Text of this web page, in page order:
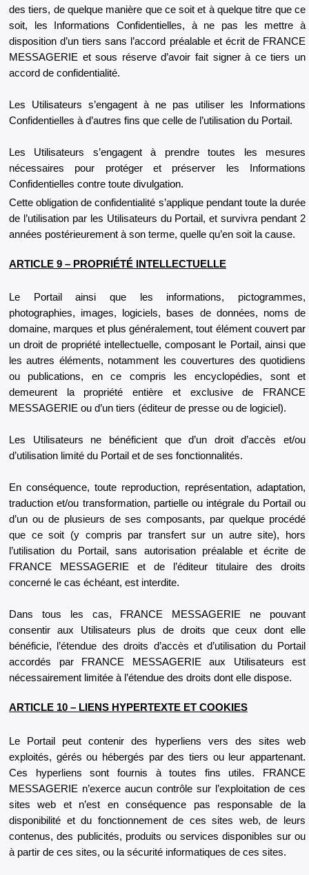
des tiers, de quelque manière que ce soit et à quelque titre que ce
soit, les Informations Confidentielles, à ne pas les mettre à
disposition d’un tiers sans l’accord préalable et écrit de FRANCE
MESSAGERIE et sous réserve d’avoir fait signer à ce tiers un
accord de confidentialité.
Les Utilisateurs s’engagent à ne pas utiliser les Informations
Confidentielles à d’autres fins que celle de l’utilisation du Portail.
Les Utilisateurs s’engagent à prendre toutes les mesures
nécessaires pour protéger et préserver les Informations
Confidentielles contre toute divulgation.
Cette obligation de confidentialité s’applique pendant toute la durée
de l’utilisation par les Utilisateurs du Portail, et survivra pendant 2
années postérieurement à son terme, quelle qu’en soit la cause.
ARTICLE 9 – PROPRIÉTÉ INTELLECTUELLE
Le Portail ainsi que les informations, pictogrammes,
photographies, images, logiciels, bases de données, noms de
domaine, marques et plus généralement, tout élément couvert par
un droit de propriété intellectuelle, composant le Portail, ainsi que
les autres éléments, notamment les couvertures des quotidiens
ou publications, en ce compris les encyclopédies, sont et
demeurent la propriété entière et exclusive de FRANCE
MESSAGERIE ou d’un tiers (éditeur de presse ou de logiciel).
Les Utilisateurs ne bénéficient que d’un droit d’accès et/ou
d’utilisation limité du Portail et de ses fonctionnalités.
En conséquence, toute reproduction, représentation, adaptation,
traduction et/ou transformation, partielle ou intégrale du Portail ou
d’un ou de plusieurs de ses composants, par quelque procédé
que ce soit (y compris par transfert sur un autre site), hors
l’utilisation du Portail, sans autorisation préalable et écrite de
FRANCE MESSAGERIE et de l’éditeur titulaire des droits
concerné le cas échéant, est interdite.
Dans tous les cas, FRANCE MESSAGERIE ne pouvant
consentir aux Utilisateurs plus de droits que ceux dont elle
bénéficie, l’étendue des droits d’accès et d’utilisation du Portail
accordés par FRANCE MESSAGERIE aux Utilisateurs est
nécessairement limitée à l’étendue des droits dont elle dispose.
ARTICLE 10 – LIENS HYPERTEXTE ET COOKIES
Le Portail peut contenir des hyperliens vers des sites web
exploités, gérés ou hébergés par des tiers ou leur appartenant.
Ces hyperliens sont fournis à toutes fins utiles. FRANCE
MESSAGERIE n’exerce aucun contrôle sur l’exploitation de ces
sites web et n’est en conséquence pas responsable de la
disponibilité et du fonctionnement de ces sites web, de leurs
contenus, des publicités, produits ou services disponibles sur ou
à partir de ces sites, ou la sécurité informatiques de ces sites.